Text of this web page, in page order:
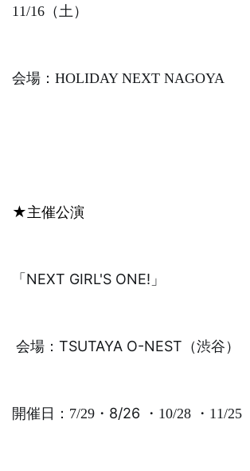
11/16 （土）
会場： HOLIDAY NEXT NAGOYA
★主催公演
「 NEXT GIRL'S ONE! 」
会場： TSUTAYA O-NEST （渋谷）
開催日： 7/29 ・ 8/26 ・ 10/28 ・ 11/25